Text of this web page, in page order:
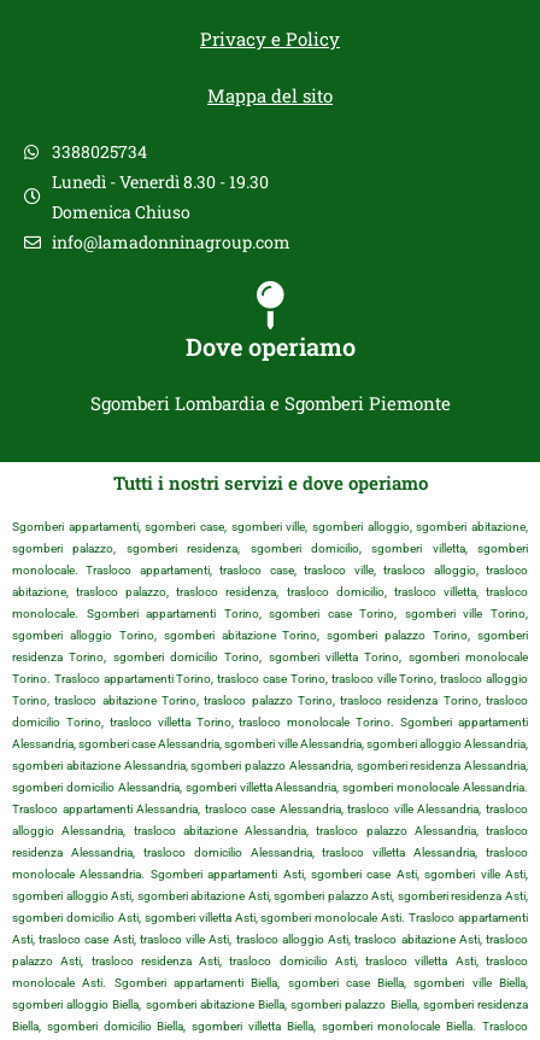
Privacy e Policy
Mappa del sito
3388025734
Lunedì - Venerdì 8.30 - 19.30
Domenica Chiuso
info@lamadonninagroup.com
Dove operiamo
Sgomberi Lombardia e Sgomberi Piemonte
Tutti i nostri servizi e dove operiamo
Sgomberi appartamenti, sgomberi case, sgomberi ville, sgomberi alloggio, sgomberi abitazione,
sgomberi palazzo, sgomberi residenza, sgomberi domicilio, sgomberi villetta, sgomberi
monolocale. Trasloco appartamenti, trasloco case, trasloco ville, trasloco alloggio, trasloco
abitazione, trasloco palazzo, trasloco residenza, trasloco domicilio, trasloco villetta, trasloco
monolocale. Sgomberi appartamenti Torino, sgomberi case Torino, sgomberi ville Torino,
sgomberi alloggio Torino, sgomberi abitazione Torino, sgomberi palazzo Torino, sgomberi
residenza Torino, sgomberi domicilio Torino, sgomberi villetta Torino, sgomberi monolocale
Torino. Trasloco appartamenti Torino, trasloco case Torino, trasloco ville Torino, trasloco alloggio
Torino, trasloco abitazione Torino, trasloco palazzo Torino, trasloco residenza Torino, trasloco
domicilio Torino, trasloco villetta Torino, trasloco monolocale Torino. Sgomberi appartamenti
Alessandria, sgomberi case Alessandria, sgomberi ville Alessandria, sgomberi alloggio Alessandria,
sgomberi abitazione Alessandria, sgomberi palazzo Alessandria, sgomberi residenza Alessandria,
sgomberi domicilio Alessandria, sgomberi villetta Alessandria, sgomberi monolocale Alessandria.
Trasloco appartamenti Alessandria, trasloco case Alessandria, trasloco ville Alessandria, trasloco
alloggio Alessandria, trasloco abitazione Alessandria, trasloco palazzo Alessandria, trasloco
residenza Alessandria, trasloco domicilio Alessandria, trasloco villetta Alessandria, trasloco
monolocale Alessandria. Sgomberi appartamenti Asti, sgomberi case Asti, sgomberi ville Asti,
sgomberi alloggio Asti, sgomberi abitazione Asti, sgomberi palazzo Asti, sgomberi residenza Asti,
sgomberi domicilio Asti, sgomberi villetta Asti, sgomberi monolocale Asti. Trasloco appartamenti
Asti, trasloco case Asti, trasloco ville Asti, trasloco alloggio Asti, trasloco abitazione Asti, trasloco
palazzo Asti, trasloco residenza Asti, trasloco domicilio Asti, trasloco villetta Asti, trasloco
monolocale Asti. Sgomberi appartamenti Biella, sgomberi case Biella, sgomberi ville Biella,
sgomberi alloggio Biella, sgomberi abitazione Biella, sgomberi palazzo Biella, sgomberi residenza
Biella, sgomberi domicilio Biella, sgomberi villetta Biella, sgomberi monolocale Biella. Trasloco